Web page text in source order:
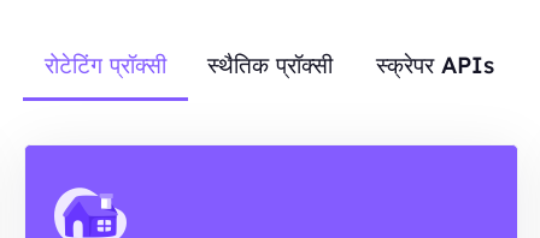
रोटेटिंग प्रॉक्सी स्थैतिक प्रॉक्सी स्क्रेपर APIs